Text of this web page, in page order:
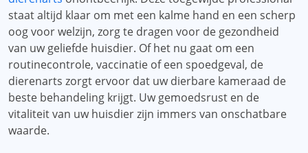
staat altijd klaar om met een kalme hand en een scherp
oog voor welzijn, zorg te dragen voor de gezondheid
van uw geliefde huisdier. Of het nu gaat om een
routinecontrole, vaccinatie of een spoedgeval, de
dierenarts zorgt ervoor dat uw dierbare kameraad de
beste behandeling krijgt. Uw gemoedsrust en de
vitaliteit van uw huisdier zijn immers van onschatbare
waarde.